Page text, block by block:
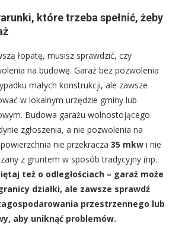
które trzeba spełnić, żeby
łopatę, musisz sprawdzić, czy
na budowę. Garaż bez pozwolenia
małych konstrukcji, ale zawsze
w lokalnym urzędzie gminy lub
Budowa garażu wolnostojącego
zgłoszenia, a nie pozwolenia na
nie przekracza 35 mkw i nie
z gruntem w sposób tradycyjny (np.
też o odległościach – garaż może
działki, ale zawsze sprawdź
przestrzennego lub
aby uniknąć problemów.